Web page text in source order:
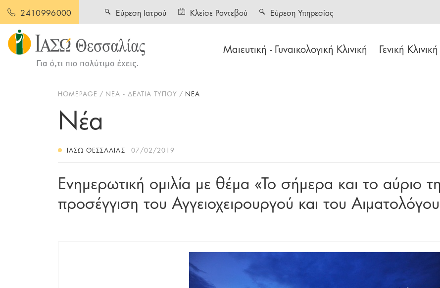
2410996000
Μαιευτική - Γυναικολογική Κλινική Γενική Κλινική
Εύρεση Ιατρού Κλείσε Ραντεβού Εύρεση Υπηρεσίας
HOMEPAGE ΝΕΑ - ΔΕΛΤΙΑ ΤΥΠΟΥ ΝΕΑ
Νέα
ΙΑΣΩ ΘΕΣΣΑΛΊΑΣ 07/02/2019
Ενημερωτική ομιλία με θέμα «Το σήμερα και το
προσέγγιση του Αγγειοχειρουργού και του